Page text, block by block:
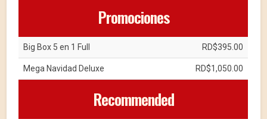
Promociones
Big Box 5 en 1 Full RD$395.00
Mega Navidad Deluxe RD$1,050.00
Recommended